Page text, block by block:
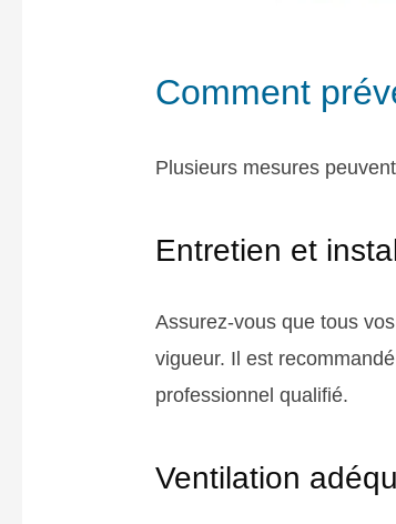
Comment
Plusieurs mesures
Entretien et
Assurez-vous que tous
vigueur. Il est
professionnel qualifié.
Ventilation